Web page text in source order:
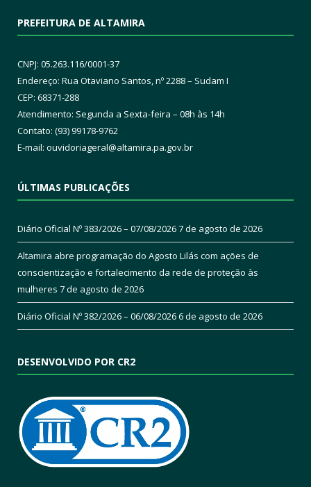
PREFEITURA DE ALTAMIRA
CNPJ: 05.263.116/0001-37
Endereço: Rua Otaviano Santos, nº 2288 – Sudam I
CEP: 68371-288
Atendimento: Segunda a Sexta-feira – 08h às 14h
Contato: (93) 99178-9762
E-mail: ouvidoriageral@altamira.pa.gov.br
ÚLTIMAS PUBLICAÇÕES
Diário Oficial Nº 383/2026 – 07/08/20267 de agosto de 2026
Altamira abre programação do Agosto Lilás com ações de
conscientização e fortalecimento da rede de proteção às
mulheres 7 de agosto de 2026
Diário Oficial Nº 382/2026 – 06/08/20266 de agosto de 2026
DESENVOLVIDO POR CR2